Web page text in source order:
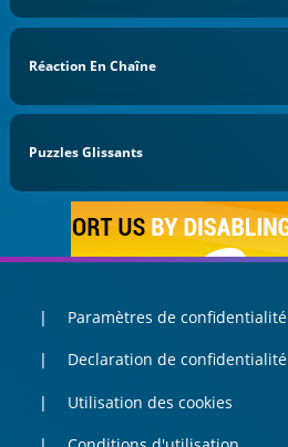
Réaction En Chaîne
Puzzles Glissants
Paramètres de confidentialité
Declaration de confidentialité
Utilisation des cookies